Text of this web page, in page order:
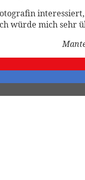
würde mich sehr